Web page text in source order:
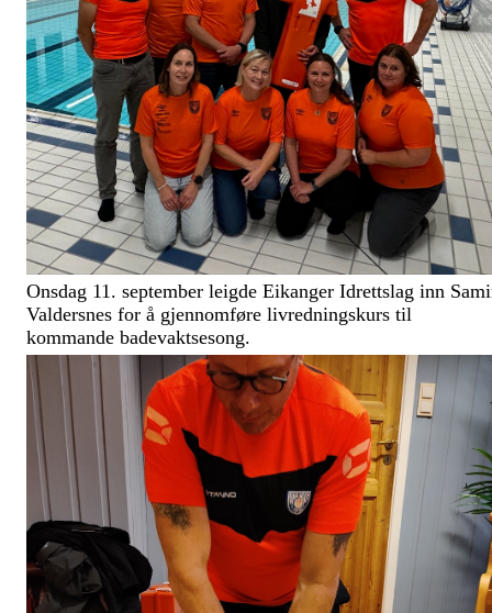
Onsdag 11. september leigde Eikanger Idrettslag inn
Valdersnes for å gjennomføre livredningskurs til
kommande badevaktsesong.